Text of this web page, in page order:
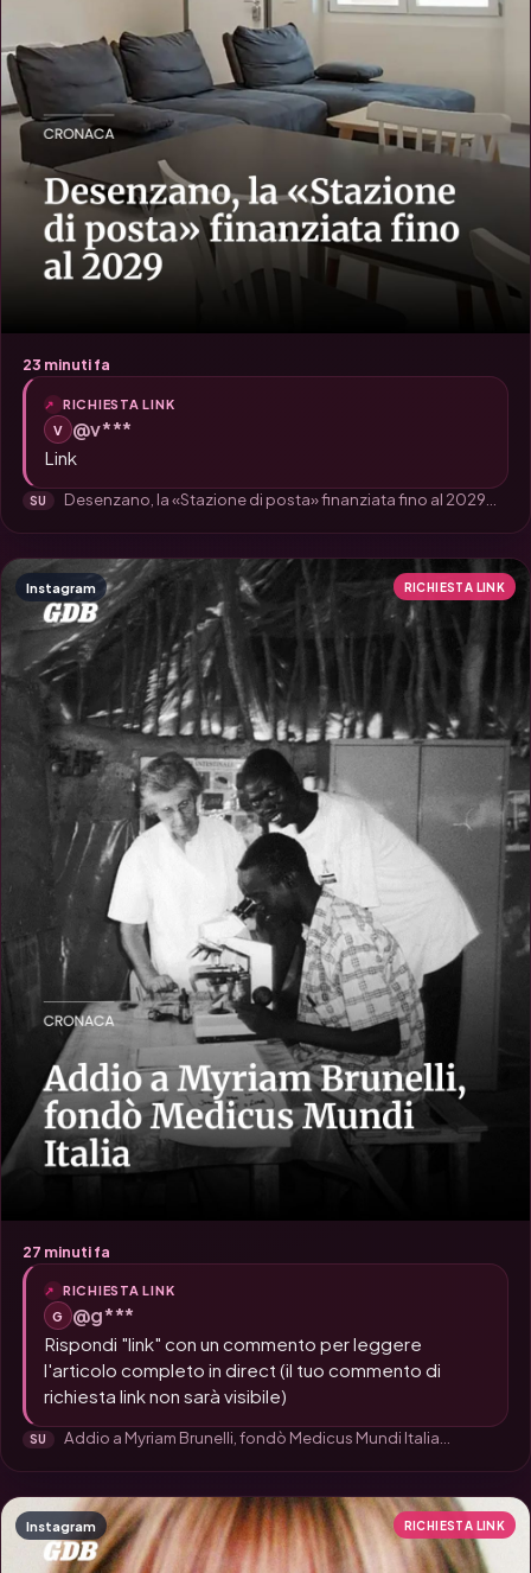
23 minuti fa
RICHIESTA LINK
V
@v***
Link
SU Desenzano, la «Stazione di posta» finanziata fino al 2029...
Instagram RICHIESTA LINK
27 minuti fa
RICHIESTA LINK
G @g***
Rispondi "link" con un commento per leggere
l'articolo completo in direct (il tuo commento di
richiesta link non sarà visibile)
SU Addio a Myriam Brunelli, fondò Medicus Mundi Italia...
Instagram RICHIESTA LINK